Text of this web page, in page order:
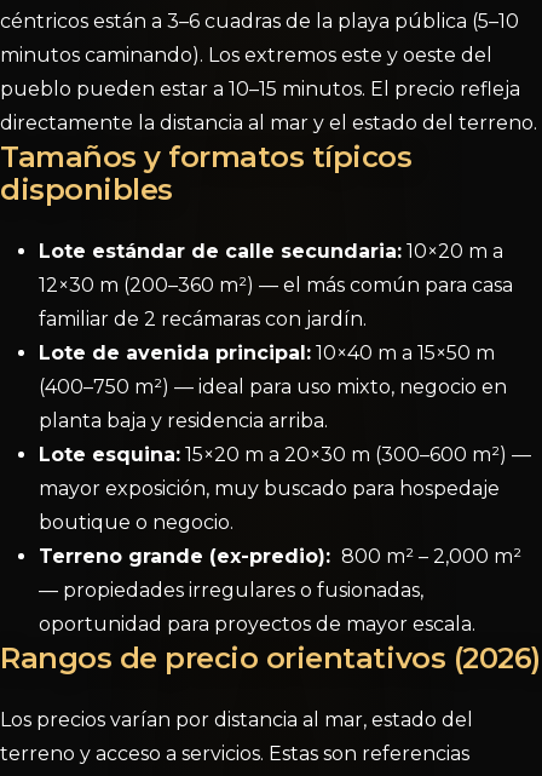
céntricos están a 3–6 cuadras de la playa pública (5–10
minutos caminando). Los extremos este y oeste del
pueblo pueden estar a 10–15 minutos. El precio refleja
directamente la distancia al mar y el estado del terreno.
Tamaños y formatos típicos
disponibles
Lote estándar de calle secundaria: 10×20 m a
12×30 m (200–360 m²) — el más común para casa
familiar de 2 recámaras con jardín.
Lote de avenida principal: 10×40 m a 15×50 m
(400–750 m²) — ideal para uso mixto, negocio en
planta baja y residencia arriba.
Lote esquina: 15×20 m a 20×30 m (300–600 m²) —
mayor exposición, muy buscado para hospedaje
boutique o negocio.
Terreno grande (ex-predio): 800 m² – 2,000 m²
— propiedades irregulares o fusionadas,
oportunidad para proyectos de mayor escala.
Rangos de precio orientativos (2026)
Los precios varían por distancia al mar, estado del
terreno y acceso a servicios. Estas son referencias